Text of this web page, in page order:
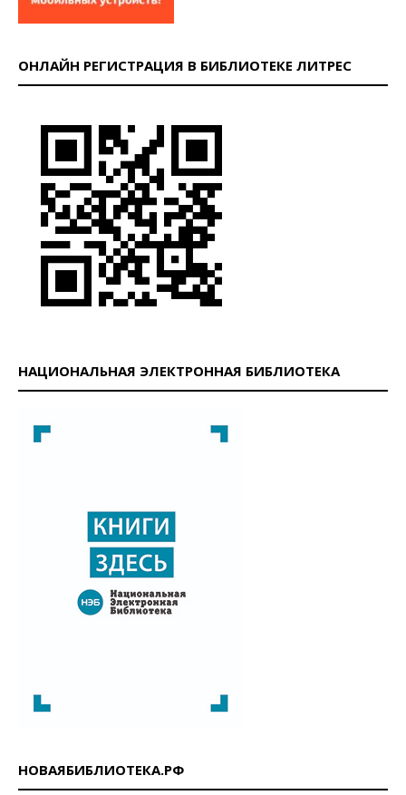
ОНЛАЙН РЕГИСТРАЦИЯ В БИБЛИОТЕКЕ ЛИТРЕС
НАЦИОНАЛЬНАЯ ЭЛЕКТРОННАЯ БИБЛИОТЕКА
НОВАЯБИБЛИОТЕКА.РФ